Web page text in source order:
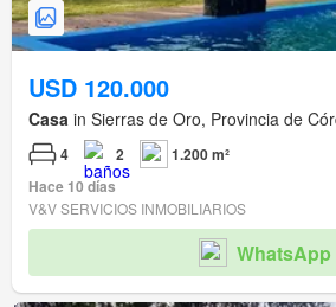
USD 120.000
Casa in Sierras de Oro, Provincia de
4 2
1.200 m²
Hace 10 días
V&V SERVICIOS INMOBILIARIOS
WhatsApp